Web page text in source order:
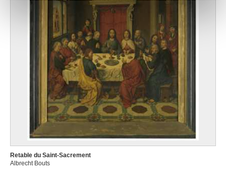
notre site avec nos partenaires de médias sociaux, de
publicité et d'analyse, qui peuvent combiner celles-ci
avec d'autres informations que vous leur avez fournies
ou qu'ils ont collectées lors de votre utilisation de leurs
services.
Retable du Saint-Sacrement
Albrecht Bouts